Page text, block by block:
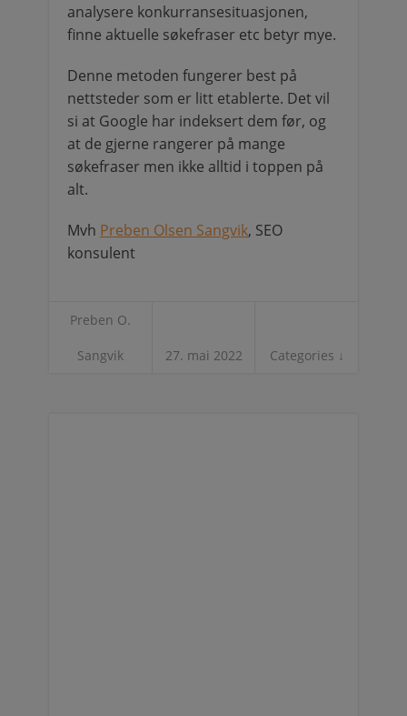
analysere konkurransesituasjonen,
finne aktuelle søkefraser etc betyr mye.
Denne metoden fungerer best på
nettsteder som er litt etablerte. Det vil
si at Google har indeksert dem før, og
at de gjerne rangerer på mange
søkefraser men ikke alltid i toppen på
alt.
Mvh Preben Olsen Sangvik, SEO
konsulent
Preben O.
Sangvik 27. mai 2022 Categories ↓